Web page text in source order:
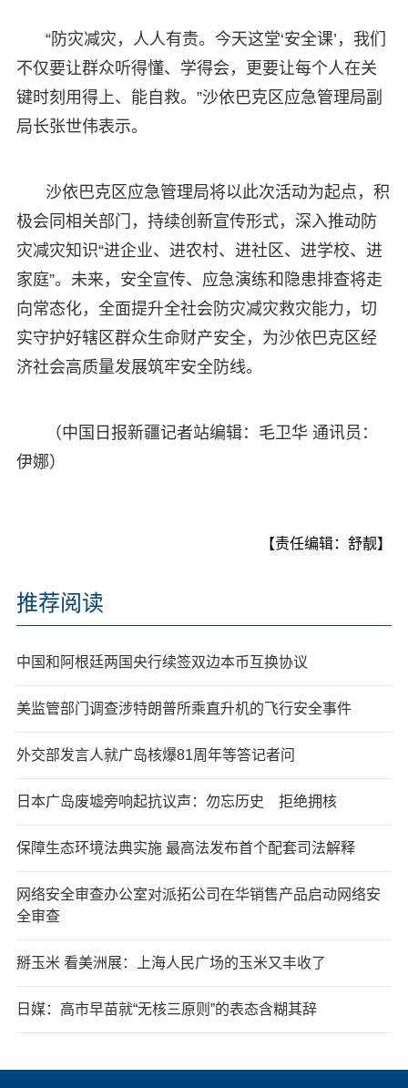
“防灾减灾，人人有责。今天这堂‘安全课’，我们
不仅要让群众听得懂、学得会，更要让每个人在关
键时刻用得上、能自救。”沙依巴克区应急管理局副
局长张世伟表示。
沙依巴克区应急管理局将以此次活动为起点，积
极会同相关部门，持续创新宣传形式，深入推动防
灾减灾知识“进企业、进农村、进社区、进学校、进
家庭”。未来，安全宣传、应急演练和隐患排查将走
向常态化，全面提升全社会防灾减灾救灾能力，切
实守护好辖区群众生命财产安全，为沙依巴克区经
济社会高质量发展筑牢安全防线。
（中国日报新疆记者站编辑：毛卫华 通讯员：
伊娜）
【责任编辑：舒靓】
推荐阅读
中国和阿根廷两国央行续签双边本币互换协议
美监管部门调查涉特朗普所乘直升机的飞行安全事件
外交部发言人就广岛核爆81周年等答记者问
日本广岛废墟旁响起抗议声：勿忘历史 拒绝拥核
保障生态环境法典实施 最高法发布首个配套司法解释
网络安全审查办公室对派拓公司在华销售产品启动网络安
全审查
掰玉米 看美洲展：上海人民广场的玉米又丰收了
日媒：高市早苗就“无核三原则”的表态含糊其辞